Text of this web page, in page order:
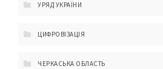
УРЯД УКРАЇНИ
ЦИФРОВІЗАЦІЯ
ЧЕРКАСЬКА ОБЛАСТЬ